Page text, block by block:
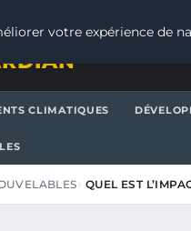
CLIMATIQUES
QUEL EST
votre expérience de